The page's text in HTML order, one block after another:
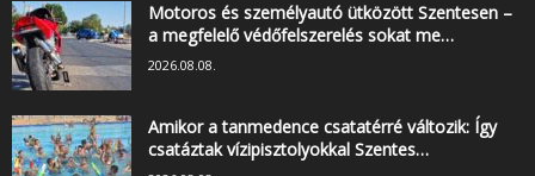
Motoros és személyautó ütközött Szentesen –
a megfelelő védőfelszerelés sokat me…
2026.08.08.
Amikor a tanmedence csatatérré változik: Így
csatáztak vízipisztolyokkal Szentes…